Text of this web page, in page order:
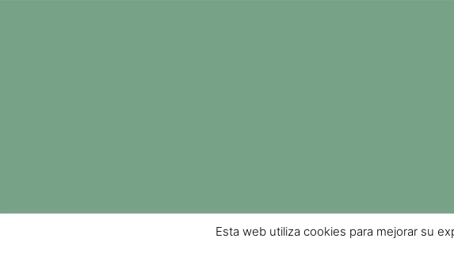
Esta web utiliza cookies para mejorar su